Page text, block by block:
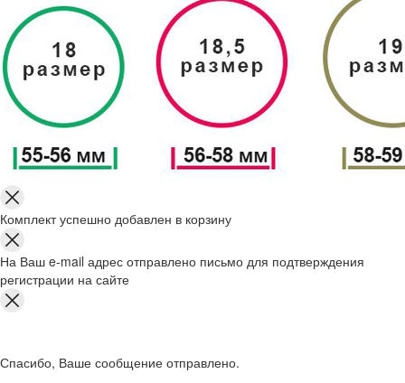
Комплект успешно добавлен в корзину
На Ваш e-mail адрес отправлено письмо для подтверждения
регистрации на сайте
Спасибо, Ваше сообщение отправлено.